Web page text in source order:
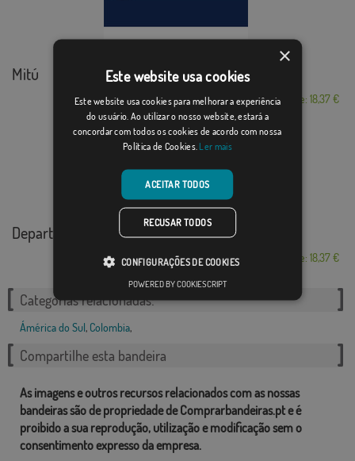
Mitú
Desde: 18,37 €
Departamento de Cu...
Desde: 18,37 €
Categorias relacionadas:
Ámérica do Sul, Colombia,
Compartilhe esta bandeira
As imagens e outros recursos relacionados com as nossas
bandeiras são de propriedade de Comprarbandeiras.pt e é
proibido a sua reprodução, utilização e modificação sem o
consentimento expresso da empresa.
×
Este website usa cookies
Este website usa cookies para melhorar a experiência
do usuário. Ao utilizar o nosso website, estará a
concordar com todos os cookies de acordo com nossa
Política de Cookies. Ler mais
ACEITAR TODOS
RECUSAR TODOS
CONFIGURAÇÕES DE COOKIES
POWERED BY COOKIESCRIPT